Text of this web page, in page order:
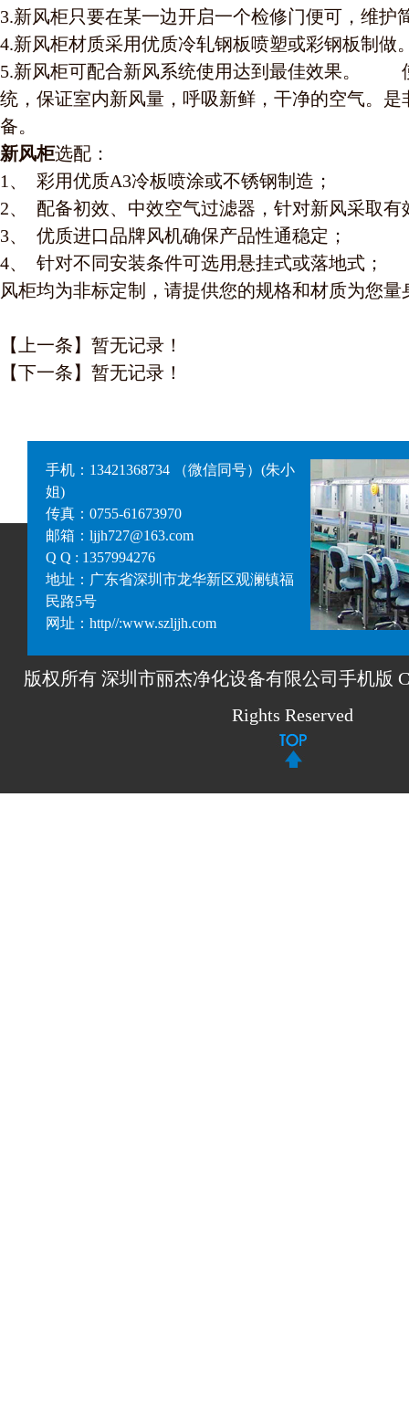
3.新风柜只要在某一边开启一个检修门便可，维护
4.新风柜材质采用优质冷轧钢板喷塑或彩钢板制做
5.新风柜可配合新风系统使用达到最佳效果。
统，保证室内新风量，呼吸新鲜，干净的空气。
备。
新风柜选配：
1、 彩用优质A3冷板喷涂或不锈钢制造；
2、 配备初效、中效空气过滤器，针对新风采取有
3、 优质进口品牌风机确保产品性通稳定；
4、 针对不同安装条件可选用悬挂式或落地式；
风柜均为非标定制，请提供您的规格和材质为您量
【上一条】暂无记录！
【下一条】暂无记录！
手机：13421368734 （微信同号）(朱小
姐)
传真：0755-61673970
邮箱：ljjh727@163.com
Q Q : 1357994276
地址：广东省深圳市龙华新区观澜镇福
民路5号
网址：http//:www.szljjh.com
版权所有 深圳市丽杰净化设备有限公司手机版
Rights Reserved